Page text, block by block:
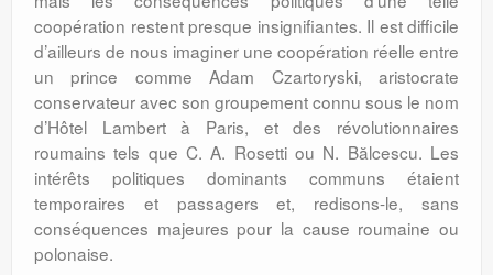
coopération restent presque insignifiantes. Il est difficile
d’ailleurs de nous imaginer une coopération réelle entre
un prince comme Adam Czarto­ryski, aristocrate
conservateur avec son groupement connu sous le nom
d’Hôtel Lambert à Paris, et des révolutionnaires
roumains tels que C. A. Rosetti ou N. Bălcescu. Les
intérêts politiques dominants communs étaient
temporaires et passagers et, redisons-le, sans
conséquences majeures pour la cause roumaine ou
polonaise.